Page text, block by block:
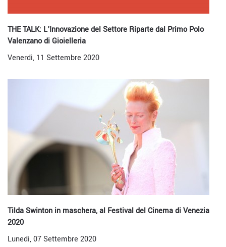
THE TALK: L'Innovazione del Settore Riparte dal Primo Polo
Valenzano di Gioielleria
Venerdì, 11 Settembre 2020
Tilda Swinton in maschera, al Festival del Cinema di Venezia
2020
Lunedì, 07 Settembre 2020